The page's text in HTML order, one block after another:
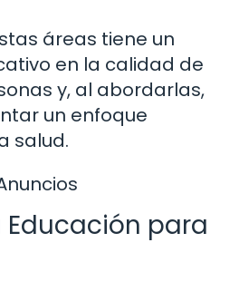
áreas tiene un
en la calidad de
y, al abordarlas,
un enfoque
salud.
Educación para